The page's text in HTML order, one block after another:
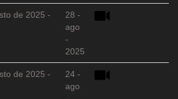
de 2025 -
28 -
ago
-
2025
de 2025 -
24 -
ago